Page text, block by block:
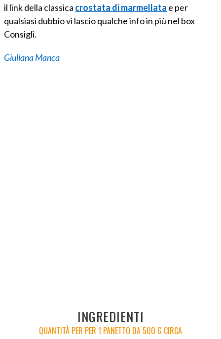
il link della classica crostata di marmellata e per
qualsiasi dubbio vi lascio qualche info in più nel box
Consigli.
Giuliana Manca
INGREDIENTI
QUANTITÀ PER PER 1 PANETTO DA 500 G CIRCA